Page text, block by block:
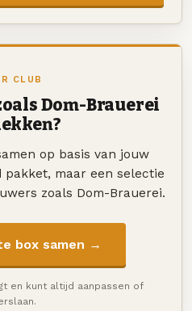
CLUB
Dom-Brauerei
op basis van jouw
pakket, maar een selectie
zoals Dom-Brauerei.
box samen →
en kunt altijd aanpassen of